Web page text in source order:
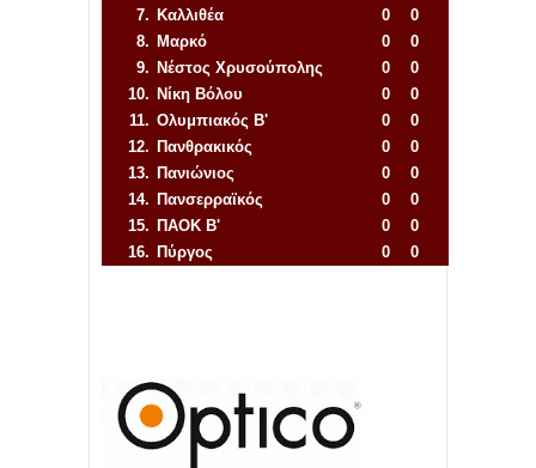
7. Καλλιθέα 0
0
8. Μαρκό 0
0
9. Νέστος Χρυσούπολης 0
0
10. Νίκη Βόλου 0
0
11. Ολυμπιακός Β' 0
0
12. Πανθρακικός 0
0
13. Πανιώνιος 0
0
14. Πανσερραϊκός 0
0
15. ΠΑΟΚ Β' 0
0
16. Πύργος 0
0